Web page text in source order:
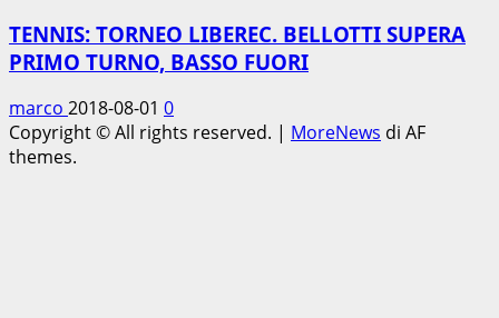
TENNIS: TORNEO LIBEREC. BELLOTTI SUPERA
PRIMO TURNO, BASSO FUORI
marco 2018-08-01 0
Copyright © All rights reserved. | MoreNews di AF
themes.